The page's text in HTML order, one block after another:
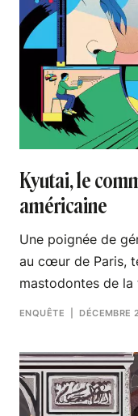
Kyutai, le
américaine
Une poignée de
au cœur de Paris,
mastodontes de la
ENQUÊTE | DÉCEMBRE